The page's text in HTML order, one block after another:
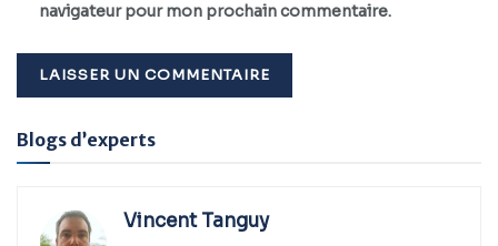
navigateur pour mon prochain commentaire.
Alternative:
Blogs d’experts
Vincent Tanguy